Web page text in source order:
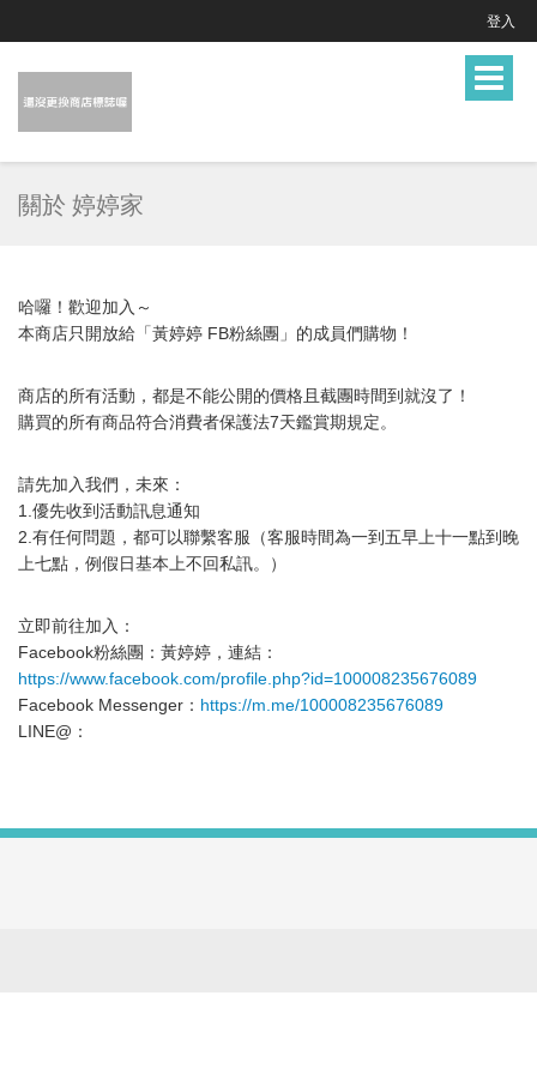
登入
Toggle
關於 婷婷家
哈囉！歡迎加入～
本商店只開放給「黃婷婷 FB粉絲團」的成員們購物！
商店的所有活動，都是不能公開的價格且截團時間到就沒了！
購買的所有商品符合消費者保護法7天鑑賞期規定。
請先加入我們，未來：
1.優先收到活動訊息通知
2.有任何問題，都可以聯繫客服（客服時間為一到五早上十一點到晚
上七點，例假日基本上不回私訊。）
立即前往加入：
Facebook粉絲團：黃婷婷，連結：
https://www.facebook.com/profile.php?id=100008235676089
Facebook Messenger： https://m.me/100008235676089
LINE@：